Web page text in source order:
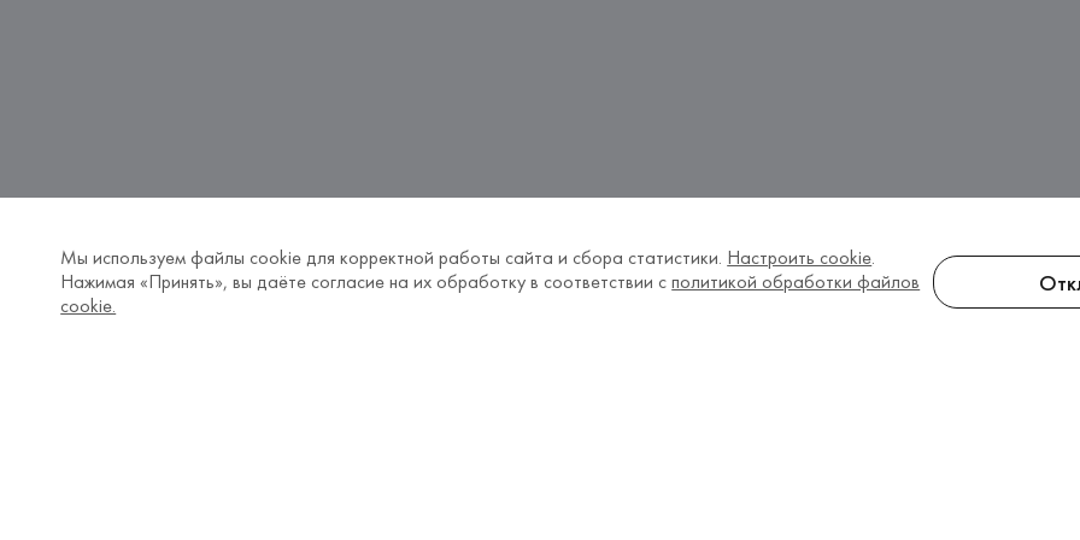
Мы используем файлы cookie для корректной работы сайта и сбора статистики. Настроить cookie.
Нажимая «Принять», вы даёте согласие на их обработку в соответствии с политикой обработки файлов
cookie.